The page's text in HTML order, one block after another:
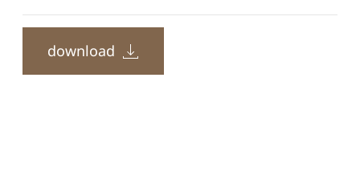
download